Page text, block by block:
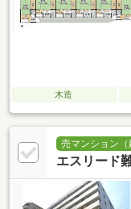
木造
売マンション（
エスリード